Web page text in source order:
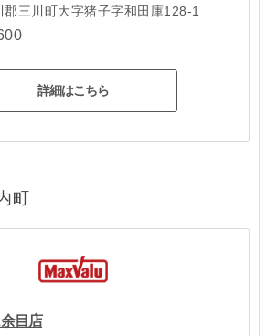
郡三川町大字猪子字和田庫128-1
詳細はこちら
町
目店